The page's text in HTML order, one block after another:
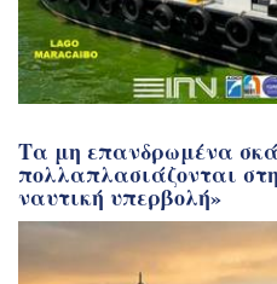
Τα μη επανδρωμένα
πολλαπλασιάζονται
ναυτική υπερβολή»